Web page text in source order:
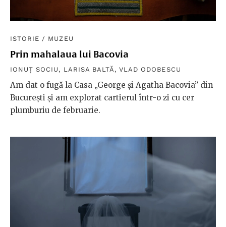
ISTORIE / MUZEU
Prin mahalaua lui Bacovia
IONUȚ SOCIU , LARISA BALTĂ ,VLAD ODOBESCU
Am dat o fugă la Casa „George și Agatha Bacovia” din
București și am explorat cartierul într-o zi cu cer
plumburiu de februarie.